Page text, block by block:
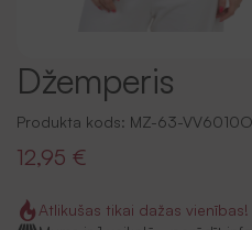
Džemperis
Produkta kods: MZ-63-VV6010O
12,95 €
Atlikušas tikai dažas vienības!